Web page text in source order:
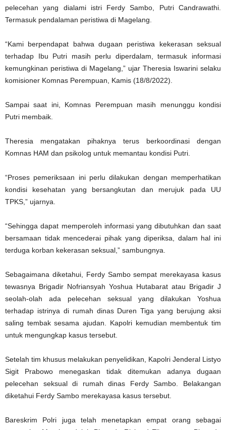
pelecehan yang dialami istri Ferdy Sambo, Putri Candrawathi.
Termasuk pendalaman peristiwa di Magelang.
“Kami berpendapat bahwa dugaan peristiwa kekerasan seksual
terhadap Ibu Putri masih perlu diperdalam, termasuk informasi
kemungkinan peristiwa di Magelang,” ujar Theresia Iswarini selaku
komisioner Komnas Perempuan, Kamis (18/8/2022).
Sampai saat ini, Komnas Perempuan masih menunggu kondisi
Putri membaik.
Theresia mengatakan pihaknya terus berkoordinasi dengan
Komnas HAM dan psikolog untuk memantau kondisi Putri.
“Proses pemeriksaan ini perlu dilakukan dengan memperhatikan
kondisi kesehatan yang bersangkutan dan merujuk pada UU
TPKS,” ujarnya.
“Sehingga dapat memperoleh informasi yang dibutuhkan dan saat
bersamaan tidak mencederai pihak yang diperiksa, dalam hal ini
terduga korban kekerasan seksual,” sambungnya.
Sebagaimana diketahui, Ferdy Sambo sempat merekayasa kasus
tewasnya Brigadir Nofriansyah Yoshua Hutabarat atau Brigadir J
seolah-olah ada pelecehan seksual yang dilakukan Yoshua
terhadap istrinya di rumah dinas Duren Tiga yang berujung aksi
saling tembak sesama ajudan. Kapolri kemudian membentuk tim
untuk mengungkap kasus tersebut.
Setelah tim khusus melakukan penyelidikan, Kapolri Jenderal Listyo
Sigit Prabowo menegaskan tidak ditemukan adanya dugaan
pelecehan seksual di rumah dinas Ferdy Sambo. Belakangan
diketahui Ferdy Sambo merekayasa kasus tersebut.
Bareskrim Polri juga telah menetapkan empat orang sebagai